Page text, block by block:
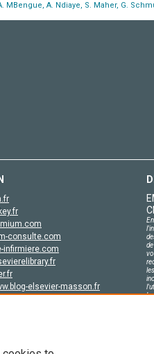
A. Ndiaye, S. Maher, G.
consulte.com
infirmiere.com
elsevier-masson.fr